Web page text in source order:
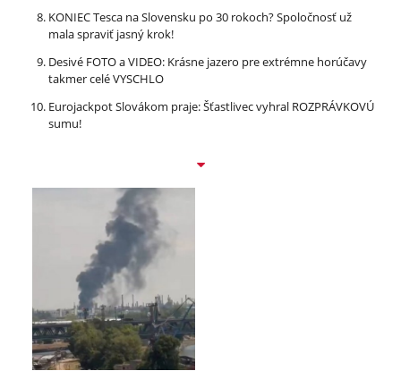
KONIEC Tesca na Slovensku po 30 rokoch? Spoločnosť už
mala spraviť jasný krok!
Desivé FOTO a VIDEO: Krásne jazero pre extrémne horúčavy
takmer celé VYSCHLO
Eurojackpot Slovákom praje: Šťastlivec vyhral ROZPRÁVKOVÚ
sumu!